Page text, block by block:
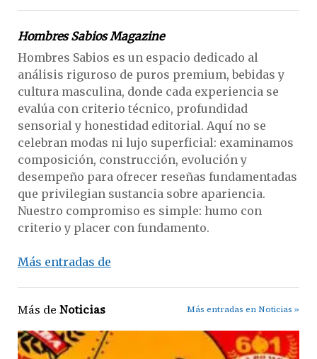
Hombres Sabios Magazine
Hombres Sabios es un espacio dedicado al
análisis riguroso de puros premium, bebidas y
cultura masculina, donde cada experiencia se
evalúa con criterio técnico, profundidad
sensorial y honestidad editorial. Aquí no se
celebran modas ni lujo superficial: examinamos
composición, construcción, evolución y
desempeño para ofrecer reseñas fundamentadas
que privilegian sustancia sobre apariencia.
Nuestro compromiso es simple: humo con
criterio y placer con fundamento.
Más entradas de
Más de Noticias Más entradas en Noticias »